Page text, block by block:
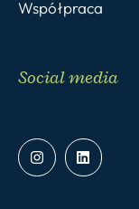
Współpraca
Social media